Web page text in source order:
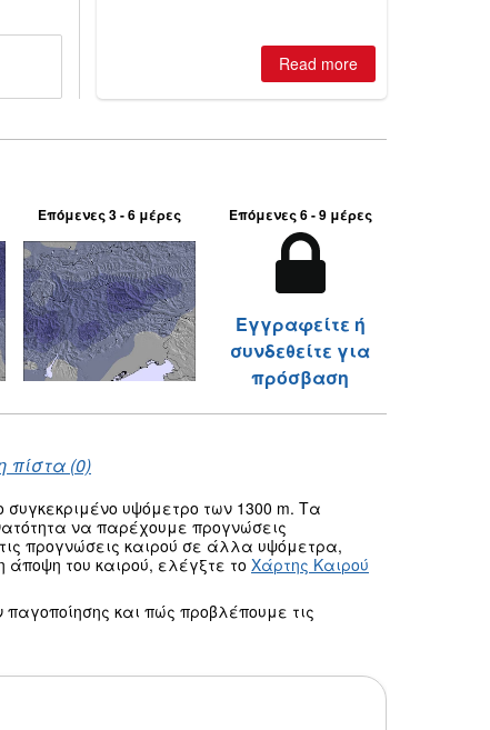
Read more
Επόμενες 3 - 6 μέρες Επόμενες 6 - 9 μέρες
Εγγραφείτε ή
συνδεθείτε για
πρόσβαση
πίστα (0)
συγκεκριμένο υψόμετρο των 1300 m. Τα
να παρέχουμε προγνώσεις
προγνώσεις καιρού σε άλλα υψόμετρα,
του καιρού, ελέγξτε το Χάρτης Καιρού
και πώς προβλέπουμε τις